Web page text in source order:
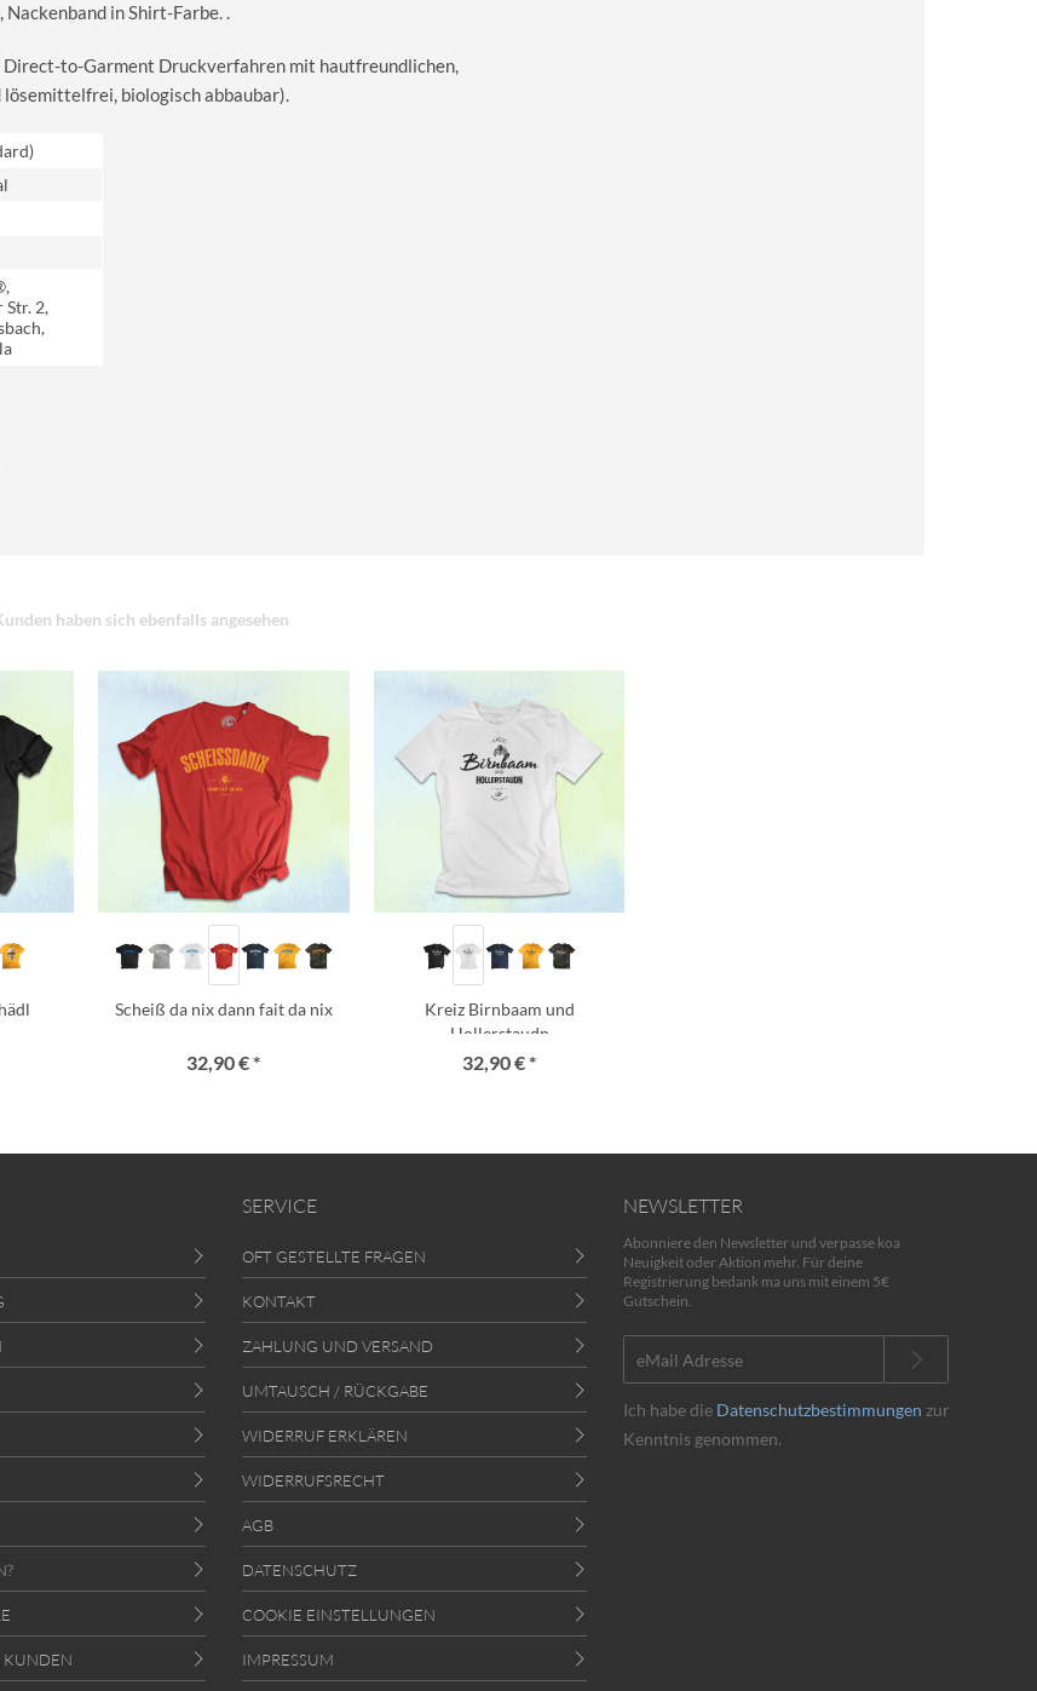
in Shirt-Farbe. .
Direct-to-Garment Druckverfahren mit hautfreundlichen,
biologisch abbaubar).
2,
haben sich ebenfalls angesehen
Scheiß da nix dann fait da nix
32,90 € *
Kreiz Birnbaam und
Hollerstaudn
32,90 € *
KUNDEN
SERVICE
OFT GESTELLTE FRAGEN
KONTAKT
ZAHLUNG UND VERSAND
UMTAUSCH / RÜCKGABE
WIDERRUF ERKLÄREN
WIDERRUFSRECHT
AGB
DATENSCHUTZ
COOKIE EINSTELLUNGEN
IMPRESSUM
NEWSLETTER
Abonniere den Newsletter und verpasse koa
Neuigkeit oder Aktion mehr. Für deine
Registrierung bedank ma uns mit einem 5€
Gutschein.
Ich habe die Datenschutzbestimmungen zur
Kenntnis genommen.